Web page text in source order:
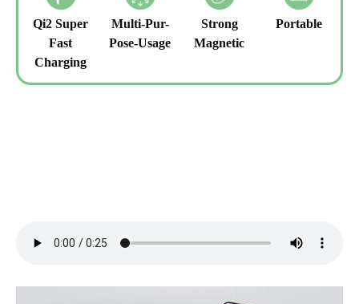
Qi2 Super
Fast
Charging
Multi-Pur-
Pose-Usage
Strong
Magnetic
Portable